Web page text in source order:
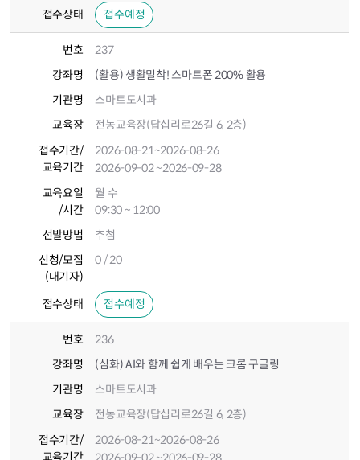
접수상태 접수예정
번호
237
강좌명
(활용) 생활밀착! 스마트폰 200% 활용
기관명
스마트도시과
교육장
전농교육장(답십리로26길 6, 2층)
접수기간/
교육기간
2026-08-21~2026-08-26
2026-09-02~2026-09-28
교육요일
/시간
월 수
09:30 ~ 12:00
선발방법
추첨
신청/모집
(대기자)
0 / 20
접수상태 접수예정
번호
236
강좌명
(심화) AI와 함께 쉽게 배우는 크롬 구글링
기관명
스마트도시과
교육장
전농교육장(답십리로26길 6, 2층)
접수기간/
교육기간
2026-08-21~2026-08-26